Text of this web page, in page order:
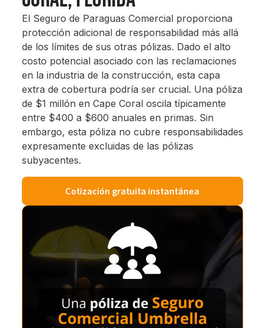
El Seguro de Paraguas Comercial proporciona
protección adicional de responsabilidad más allá
de los límites de sus otras pólizas. Dado el alto
costo potencial asociado con las reclamaciones
en la industria de la construcción, esta capa
extra de cobertura podría ser crucial. Una póliza
de $1 millón en Cape Coral oscila típicamente
entre $400 a $600 anuales en primas. Sin
embargo, esta póliza no cubre responsabilidades
expresamente excluidas de las pólizas
subyacentes.
Cotización gratuita instantánea